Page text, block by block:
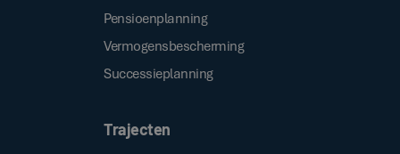
Pensioenplanning
Vermogensbescherming
Successieplanning
Trajecten